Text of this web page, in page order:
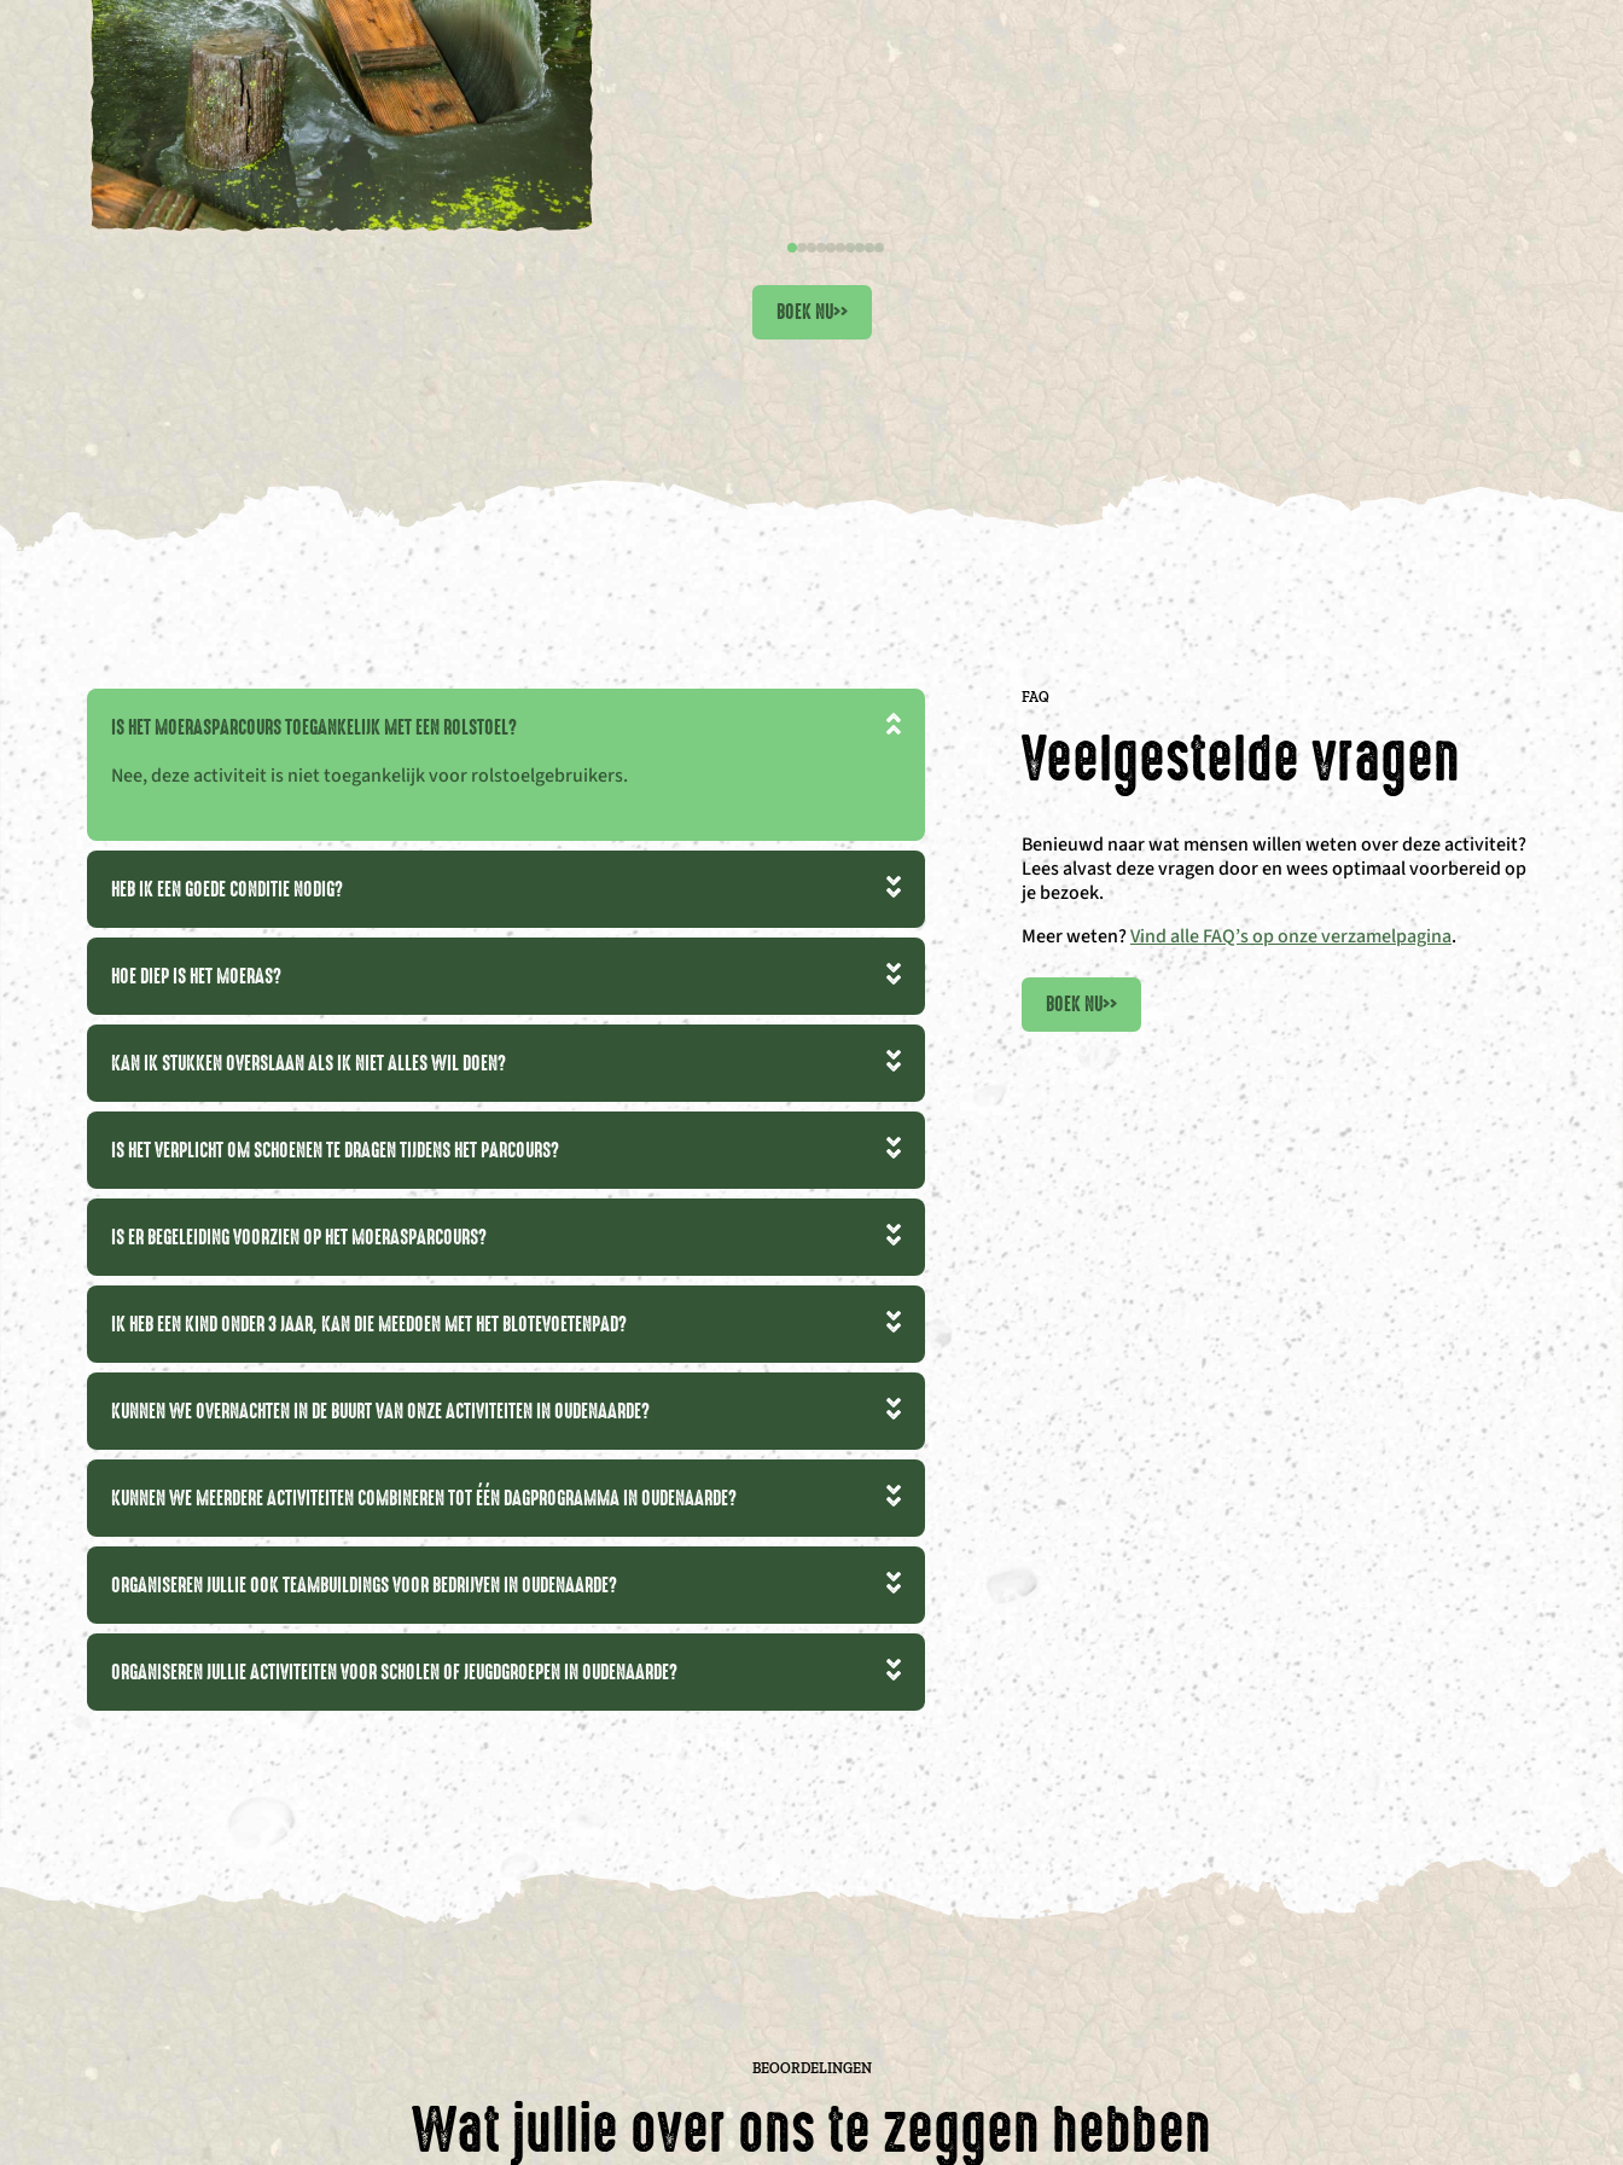
BOEK NU>>
IS HET MOERASPARCOURS TOEGANKELIJK MET EEN ROLSTOEL?
Nee, deze activiteit is niet toegankelijk voor rolstoelgebruikers.
HEB IK EEN GOEDE CONDITIE NODIG?
HOE DIEP IS HET MOERAS?
KAN IK STUKKEN OVERSLAAN ALS IK NIET ALLES WIL DOEN?
IS HET VERPLICHT OM SCHOENEN TE DRAGEN TIJDENS HET PARCOURS?
IS ER BEGELEIDING VOORZIEN OP HET MOERASPARCOURS?
IK HEB EEN KIND ONDER 3 JAAR, KAN DIE MEEDOEN MET HET BLOTEVOETENPAD?
KUNNEN WE OVERNACHTEN IN DE BUURT VAN ONZE ACTIVITEITEN IN OUDENAARDE?
KUNNEN WE MEERDERE ACTIVITEITEN COMBINEREN TOT ÉÉN DAGPROGRAMMA IN OUDENAARDE?
ORGANISEREN JULLIE OOK TEAMBUILDINGS VOOR BEDRIJVEN IN OUDENAARDE?
ORGANISEREN JULLIE ACTIVITEITEN VOOR SCHOLEN OF JEUGDGROEPEN IN OUDENAARDE?
FAQ
Veelgestelde vragen
Benieuwd naar wat mensen willen weten over deze activiteit?
Lees alvast deze vragen door en wees optimaal voorbereid op
je bezoek.
Meer weten?Vind alle FAQ’s op onze verzamelpagina.
BOEK NU>>
BEOORDELINGEN
Wat jullie over ons te zeggen hebben